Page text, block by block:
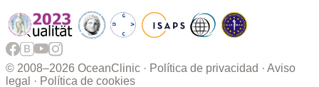
Revisión de Piel con IA
© 2008–2026 OceanClinic · Política de privacidad · Aviso
legal
· Política de cookies